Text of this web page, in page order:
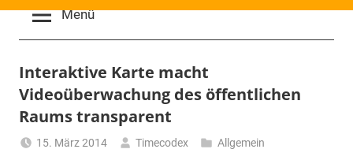
–
Zeitung
für
Piraten
Menü
Interaktive Karte macht
Videoüberwachung des öffentlichen
Raums transparent
15. März 2014 Timecodex Allgemein